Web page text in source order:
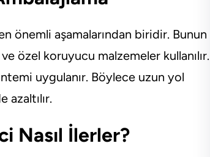
önemli aşamalarından biridir. Bunun
özel koruyucu malzemeler kullanılır.
uygulanır. Böylece uzun yol
azaltılır.
Nasıl İlerler?